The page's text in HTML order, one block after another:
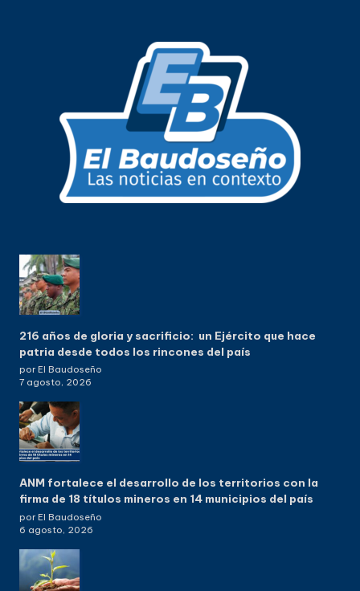
216 años de gloria y sacrificio: un Ejército que hace
patria desde todos los rincones del país
por El Baudoseño
7 agosto, 2026
ANM fortalece el desarrollo de los territorios con la
firma de 18 títulos mineros en 14 municipios del país
por El Baudoseño
6 agosto, 2026